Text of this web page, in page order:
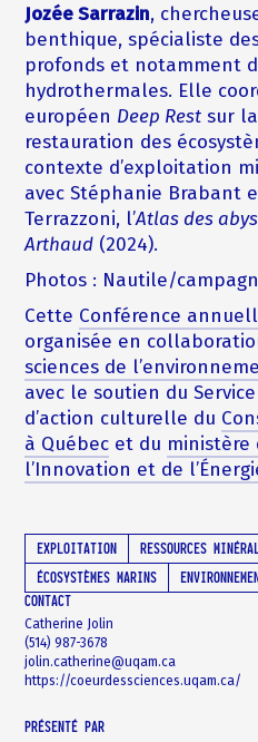
Jozée Sarrazin,
benthique, spécialiste
profonds et notamment
hydrothermales. Elle
européen Deep Rest sur
restauration des
contexte d’exploitation
avec Stéphanie Brabant
Terrazzoni, l’Atlas des
Arthaud (2024).
Photos : Nautile/
Cette Conférence
organisée en
sciences de
avec le soutien du
d’action culturelle du
à Québec et du ministère
l’Innovation et de
EXPLOITATION RESSOURCES
ÉCOSYSTÈMES MARINS
CONTACT
Catherine Jolin
(514) 987-3678
jolin.catherine@uqam.ca
https://coeurdessciences.uqam.ca/
PRÉSENTÉ PAR